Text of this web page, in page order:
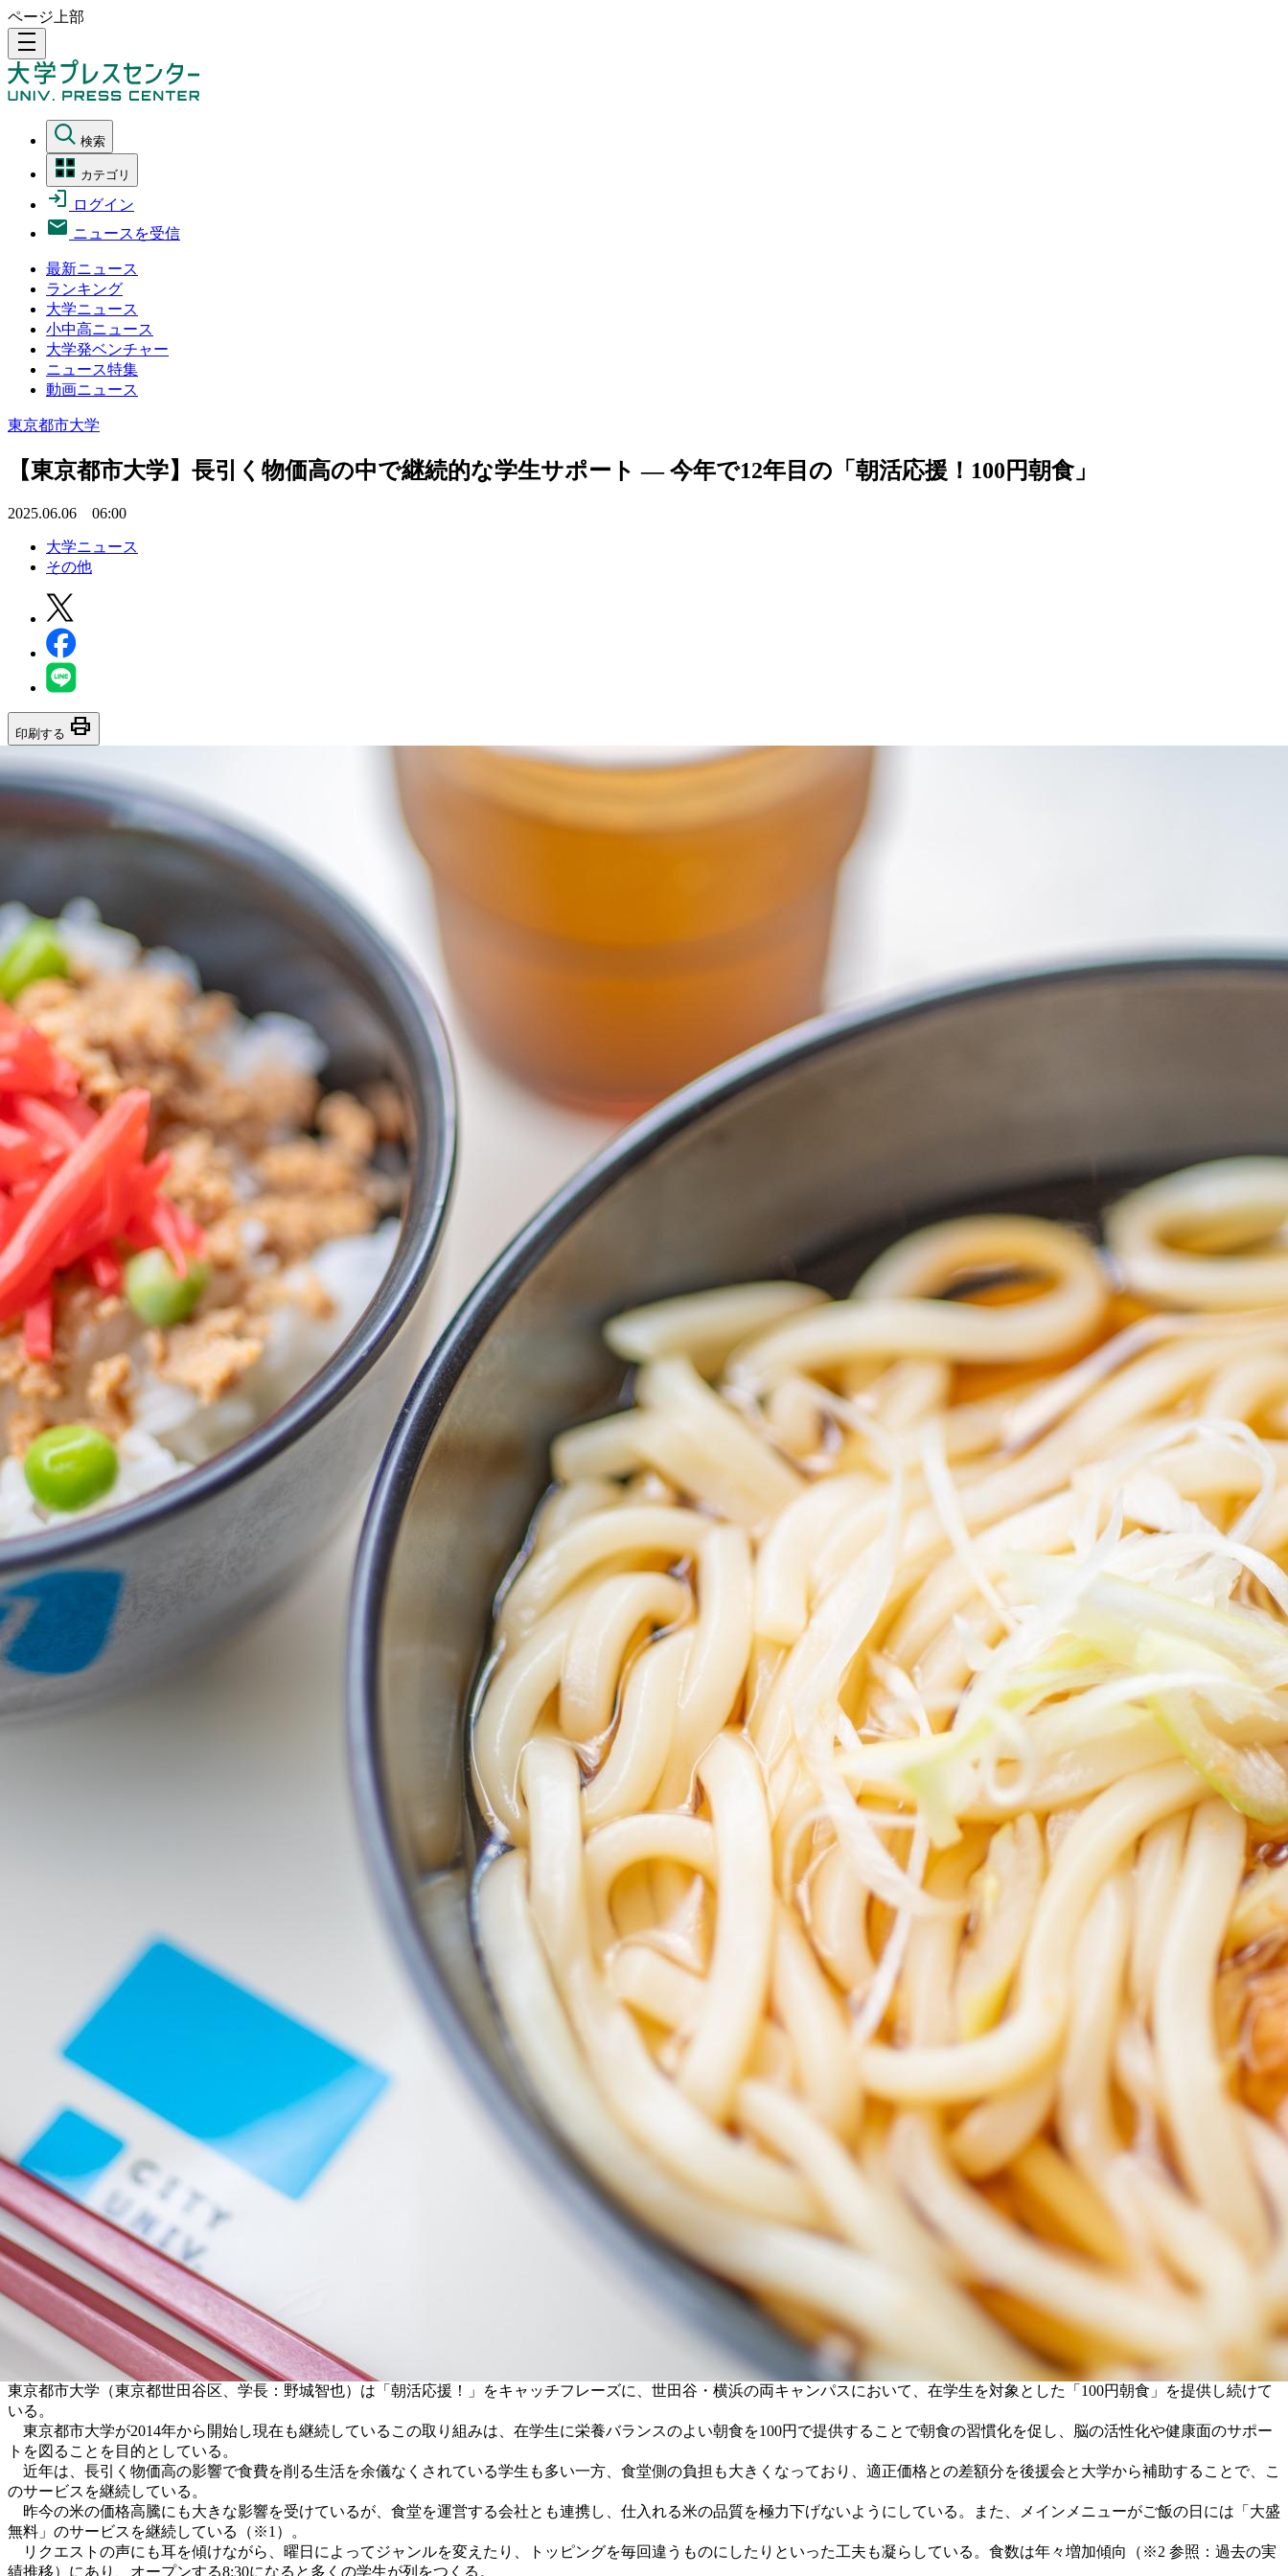
ページ上部
density_medium
検索
カテゴリ
ログイン
ニュースを受信
最新ニュース
ランキング
大学ニュース
小中高ニュース
大学発ベンチャー
ニュース特集
動画ニュース
東京都市大学
【東京都市大学】長引く物価高の中で継続的な学生サポート ― 今年で12年目の「朝活応援！100円朝食」
2025.06.06 06:00
大学ニュース
その他
印刷する print
東京都市大学（東京都世田谷区、学長：野城智也）は「朝活応援！」をキャッチフレーズに、世田谷・横浜の両キャンパスにおいて、在学生を対象とした「100円朝食」を提供し続けて
いる。
東京都市大学が2014年から開始し現在も継続しているこの取り組みは、在学生に栄養バランスのよい朝食を100円で提供することで朝食の習慣化を促し、脳の活性化や健康面のサポー
トを図ることを目的としている。
近年は、長引く物価高の影響で食費を削る生活を余儀なくされている学生も多い一方、食堂側の負担も大きくなっており、適正価格との差額分を後援会と大学から補助することで、こ
のサービスを継続している。
昨今の米の価格高騰にも大きな影響を受けているが、食堂を運営する会社とも連携し、仕入れる米の品質を極力下げないようにしている。また、メインメニューがご飯の日には「大盛
無料」のサービスを継続している（※1）。
リクエストの声にも耳を傾けながら、曜日によってジャンルを変えたり、トッピングを毎回違うものにしたりといった工夫も凝らしている。食数は年々増加傾向（※2 参照：過去の実
績推移）にあり、オープンする8:30になると多くの学生が列をつくる。